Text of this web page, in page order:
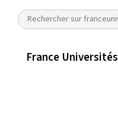
France Universités